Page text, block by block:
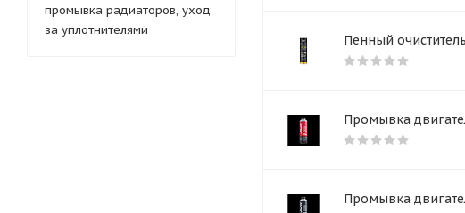
Пенный
Промывка
Промывка
промывка радиаторов, уход
за уплотнителями